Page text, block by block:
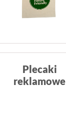
Plecaki
reklamowe